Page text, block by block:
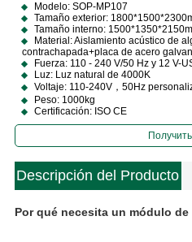
Modelo: SOP-MP107
Tamaño exterior:
Tamaño interno:
Material: Aislamiento acústico de
contrachapada+placa de acero
Fuerza: 110 - 240 V/50 Hz y 12 V-
Luz: Luz natural de 4000K
Voltaje: 110-240V，50Hz
Peso: 1000kg
Certificación: ISO CE
Descripción del Producto
Por qué necesita un módulo